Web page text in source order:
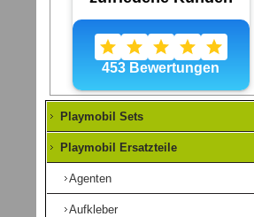
Playmobil Sets
Playmobil Ersatzteile
Agenten
Aufkleber